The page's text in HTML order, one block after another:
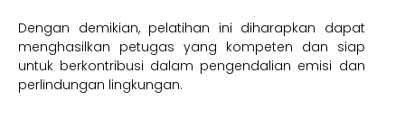
Dengan demikian, pelatihan ini diharapkan dapat
menghasilkan petugas yang kompeten dan siap
untuk berkontribusi dalam pengendalian emisi dan
perlindungan lingkungan.